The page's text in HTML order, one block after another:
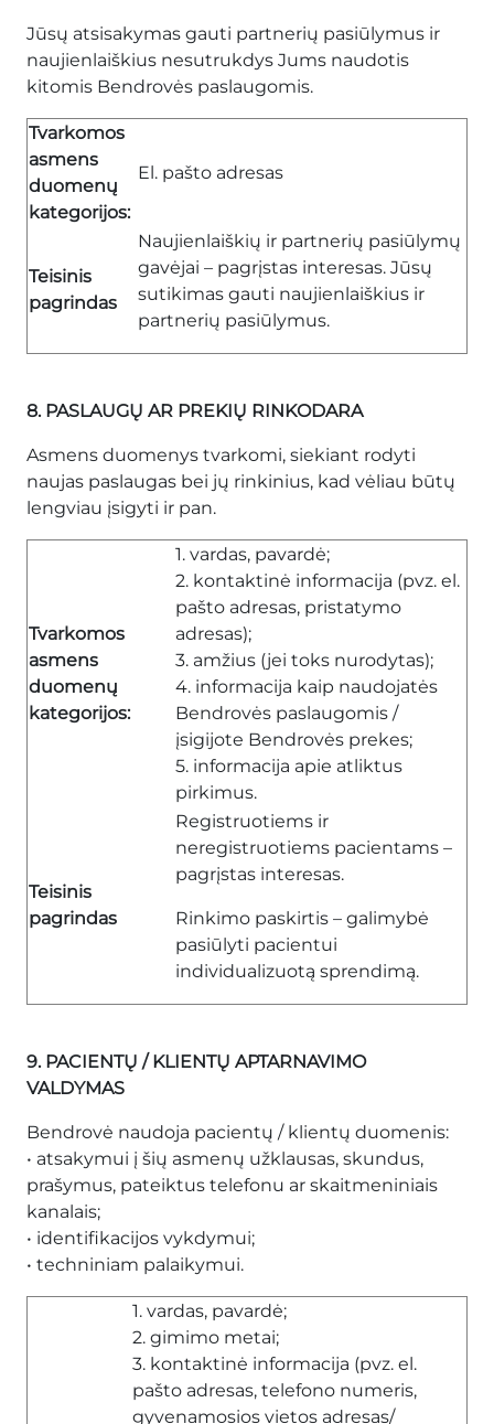
Jūsų atsisakymas gauti partnerių pasiūlymus ir
naujienlaiškius nesutrukdys Jums naudotis
kitomis Bendrovės paslaugomis.
Tvarkomos
asmens
duomenų
kategorijos:
El. pašto adresas
Teisinis
pagrindas
Naujienlaiškių ir partnerių pasiūlymų
gavėjai – pagrįstas interesas. Jūsų
sutikimas gauti naujienlaiškius ir
partnerių pasiūlymus.
8. PASLAUGŲ AR PREKIŲ RINKODARA
Asmens duomenys tvarkomi, siekiant rodyti
naujas paslaugas bei jų rinkinius, kad vėliau būtų
lengviau įsigyti ir pan.
Tvarkomos
asmens
duomenų
kategorijos:
1. vardas, pavardė;
2. kontaktinė informacija (pvz. el.
pašto adresas, pristatymo
adresas);
3. amžius (jei toks nurodytas);
4. informacija kaip naudojatės
Bendrovės paslaugomis /
įsigijote Bendrovės prekes;
5. informacija apie atliktus
pirkimus.
Teisinis
pagrindas
Registruotiems ir
neregistruotiems pacientams –
pagrįstas interesas.
Rinkimo paskirtis – galimybė
pasiūlyti pacientui
individualizuotą sprendimą.
9. PACIENTŲ / KLIENTŲ APTARNAVIMO
VALDYMAS
Bendrovė naudoja pacientų / klientų duomenis:
• atsakymui į šių asmenų užklausas, skundus,
prašymus, pateiktus telefonu ar skaitmeniniais
kanalais;
• identifikacijos vykdymui;
• techniniam palaikymui.
1. vardas, pavardė;
2. gimimo metai;
3. kontaktinė informacija (pvz. el.
pašto adresas, telefono numeris,
gyvenamosios vietos adresas/